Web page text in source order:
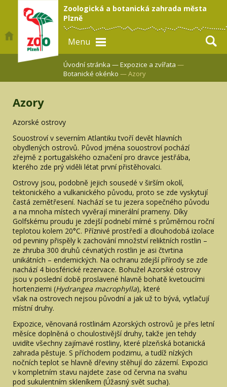
Zoologická a botanická zahrada města
Plzně
Menu
Úvodní stránka —Expozice a zvířata —
Botanické okénko — Azory
Azory
Azorské ostrovy
Souostroví v severním Atlantiku tvoří devět hlavních
obydlených ostrovů. Původ jména souostroví pochází
zřejmě z portugalského označení pro dravce jestřába,
kterého zde prý viděli létat první přistěhovalci.
Ostrovy jsou, podobně jejich sousedé v širším okolí,
tektonického a vulkanického původu, proto se zde vyskytují
častá zemětřesení. Nachází se tu jezera sopečného původu
a na mnoha místech vyvěrají minerální prameny. Díky
Golfskému proudu je zdejší podnebí mírné s průměrnou roční
teplotou kolem 20°C. Příznivé prostředí a dlouhodobá izolace
od pevniny přispěly k zachování množství reliktních rostlin –
ze zhruba 300 druhů cévnatých rostlin je asi čtvrtina
unikátních – endemických. Na ochranu zdejší přírody se zde
nachází 4 biosférické rezervace. Bohužel Azorské ostrovy
jsou v poslední době proslavené hlavně bohatě kvetoucími
hortenziemi (Hydrangea macrophylla), které
však na ostrovech nejsou původní a jak už to bývá, vytlačují
místní druhy.
Expozice, věnovaná rostlinám Azorských ostrovů je přes letní
měsíce doplněná o choulostivější druhy, takže jen tehdy
uvidíte všechny zajímavé rostliny, které plzeňská botanická
zahrada pěstuje. S příchodem podzimu, a tudíž nízkých
nočních teplot se hlavně dřeviny stěhují do zázemí. Expozici
v kompletním stavu najdete zase od června na svahu
pod sukulentním skleníkem (Úžasný svět sucha).